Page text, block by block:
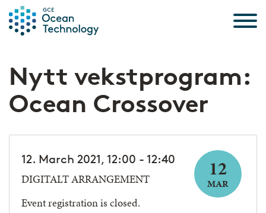
Nytt vekstprogram:
Ocean Crossover
12. March 2021, 12:00 - 12:40
DIGITALT ARRANGEMENT
Event registration is closed.
12
MAR